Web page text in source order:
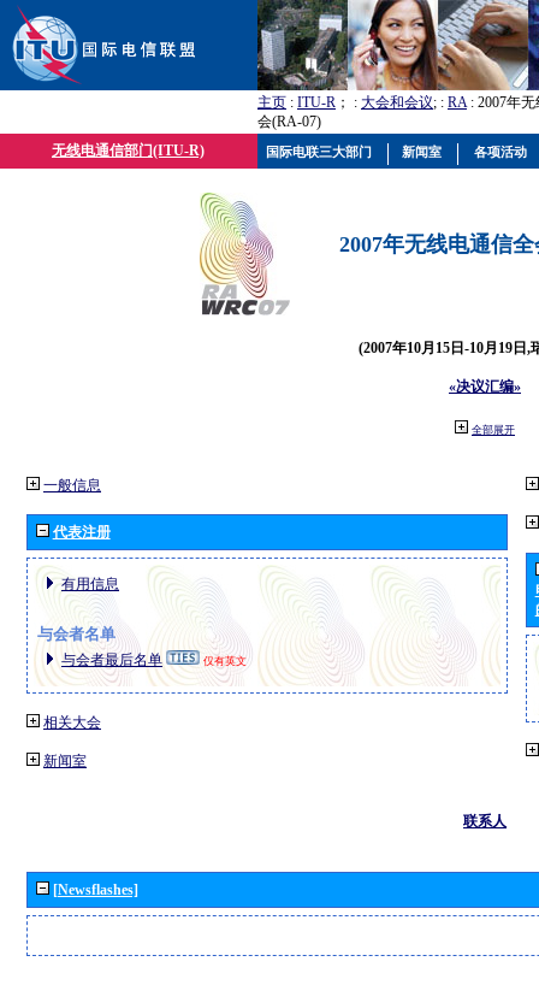
主页 : ITU-R ； : 大会和会议; : RA: 2007年
会(RA-07)
无线电通信部门(ITU-R)
2007年无线电通信
(2007年10月15日-10月19日,
«决议汇编»
全部展开
一般信息
代表注册
有用信息
与会者名单
与会者最后名单 仅有英文
相关大会
新闻室
联系人
[Newsflashes]
国际电联三大部门 新闻室 各项活动